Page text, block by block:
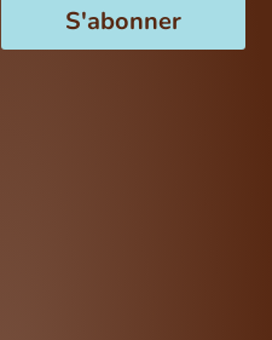
S'abonner